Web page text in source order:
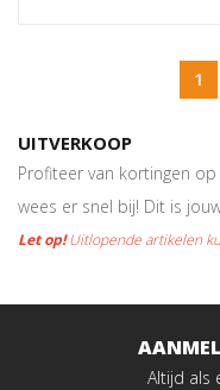
1
UITVERKOOP
Profiteer van kortingen
wees er snel bij! Dit is
Let op!Uitlopende artikelen
Altijd als